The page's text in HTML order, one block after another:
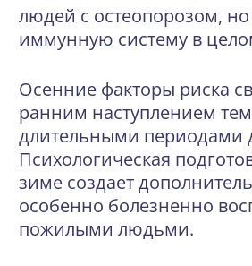
людей с остеопорозом,
иммунную систему в
Осенние факторы риска
ранним наступлением
длительными периодами
Психологическая
зиме создает
особенно болезненно
пожилыми людьми.